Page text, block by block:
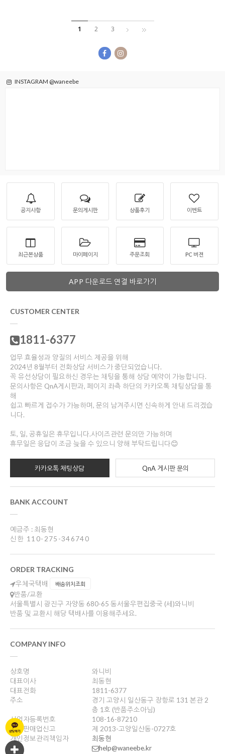
1 2 3
INSTAGRAM @waneebe
공지사항 문의게시판 상품후기 이벤트
최근본상품 마이페이지 주문조회 PC 버젼
APP 다운로드 연결 바로가기
CUSTOMER CENTER
1811-6377
업무 효율성과 양질의 서비스 제공을 위해
2024년 8월부터 전화상담 서비스가 중단되었습니다.
꼭 유선상담이 필요하신 경우는 채팅을 통해 상담 예약이 가능합니다.
문의사항은 QnA게시판과, 페이지 좌측 하단의 카카오톡 채팅상담을 통
해
쉽고 빠르게 접수가 가능하며, 문의 남겨주시면 신속하게 안내 드리겠습
니다.
토, 일, 공휴일은 휴무입니다.사이즈관련 문의만 가능하며
휴무일은 응답이 조금 늦을 수 있으니 양해 부탁드립니다😊
카카오톡 채팅상담 QnA 게시판 문의
BANK ACCOUNT
예금주 : 최동현
신한 110-275-346740
ORDER TRACKING
우체국택배 배송위치조회
반품/교환
서울특별시 광진구 자양동 680-65 동서울우편집중국 (세)와니비
반품 및 교환시 해당 택배사를 이용해주세요.
COMPANY INFO
상호명
와니비
대표이사
최동현
대표전화
1811-6377
주소
경기 고양시 일산동구 장항로 131 본관 2
층 1호 (반품주소아님)
사업자등록번호
108-16-87210
통신판매업신고
제 2013-고양일산동-0727호
개인정보관리책임자
최동현
help@waneebe.kr